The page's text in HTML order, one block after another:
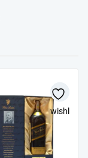
wishlist